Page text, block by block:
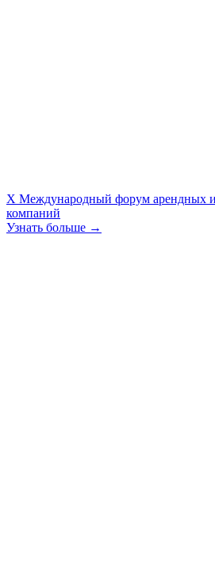
X Международный форум арендных
компаний
Узнать больше →